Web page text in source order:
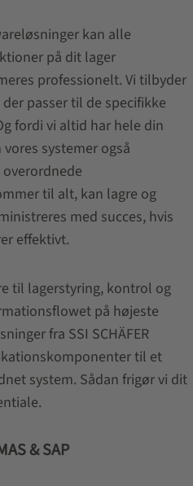
kan alle
på dit lager
professionelt. Vi tilbyder
passer til de specifikke
fordi vi altid har hele din
systemer også
til alt, kan lagre og
med succes, hvis
effektivt.
til lagerstyring, kontrol og
på højeste
fra SSI SCHÄFER
til et
system. Sådan frigør vi dit
& SAP